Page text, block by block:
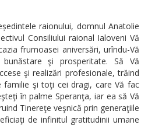
raionului, domnul Anatolie
Consiliului raional Ialoveni Vă
frumoasei aniversări, urîndu-Vă
şi prosperitate. Să Vă
şi realizări profesionale, trăind
familie şi toţi cei dragi, care Vă fac
în palme Speranţa, iar ea să Vă
Tinereţe veşnică prin generaţiile
de infinitul gratitudinii umane